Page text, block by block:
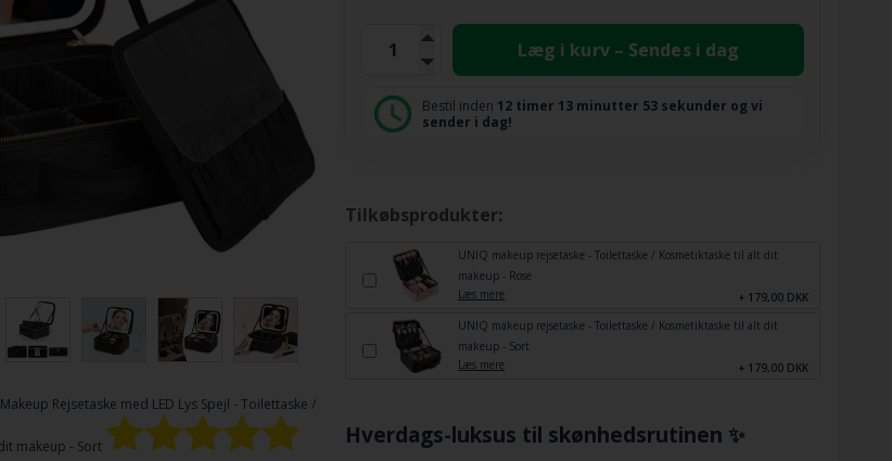
Rejsetaske med LED Lys Spejl - Toilettaske /
makeup - Sort
Læg i kurv – Sendes i dag
Bestil inden 12 timer 13 minutter 52 sekunder og vi
sender i dag!
Tilkøbsprodukter:
UNIQ makeup rejsetaske - Toilettaske / Kosmetiktaske til alt dit
makeup - Rose
Læs mere
+ 179,00 DKK
UNIQ makeup rejsetaske - Toilettaske / Kosmetiktaske til alt dit
makeup - Sort
Læs mere
+ 179,00 DKK
Hverdags-luksus til skønhedsrutinen ✨